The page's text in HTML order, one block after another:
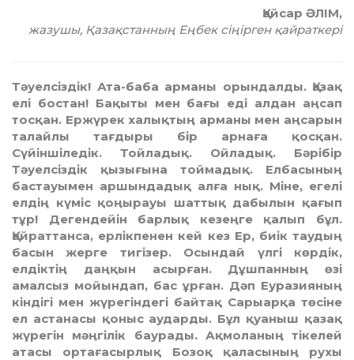
Қайсар ӘЛІМ,
жазушы, Қазақстанның Еңбек сіңірген қайраткері
Тәуелсіздік! Ата-баба арманы орындалды. Қазақ
елі бостан! Бақыты мен бағы еді алдан аңсап
тосқан. Ержүрек халықтың арманы мен аңсарын
талайлы тағ­дыры бір арнаға қосқан.
Сүйіншіледік. Тойладық. Ойладық. Бәрібір
Тәуелсіздік қызығына тоймадық. Елбасының
бастауымен аршындадық алға нық. Міне, егелі
елдің күміс қоңырауы шаттық дабылын қағып
тұр! Дегендейін барлық кезеңге қалып бұл.
Қайрат­танса, ерлікпенен кей кез Ер, биік таудың
басын жерге тигізер. Осындай үлгі көрдік,
елдіктің даңқын асырған. Дұш­панның өзі
амалсыз мойындап, бас ұрған. Дәп Еура­зияның
кіндігі мен жүрегіндегі байтақ Сарыарқа төсіне
ел астанасы қоныс аударды. Бұл қуаныш қазақ
жүрегін мәң­гілік баурады. Ақмоланың тікелей
атасы ортаға­сырлық Бозоқ қаласының рухы